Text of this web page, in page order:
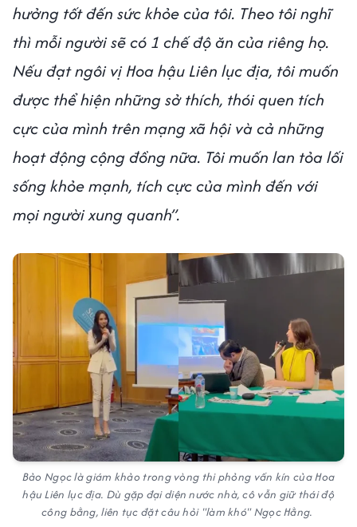
hưởng tốt đến sức khỏe của tôi. Theo tôi nghĩ
thì mỗi người sẽ có 1 chế độ ăn của riêng họ.
Nếu đạt ngôi vị Hoa hậu Liên lục địa, tôi muốn
được thể hiện những sở thích, thói quen tích
cực của mình trên mạng xã hội và cả những
hoạt động cộng đồng nữa. Tôi muốn lan tỏa lối
sống khỏe mạnh, tích cực của mình đến với
mọi người xung quanh”.
Bảo Ngọc là giám khảo trong vòng thi phỏng vấn kín của Hoa
hậu Liên lục địa. Dù gặp đại diện nước nhà, cô vẫn giữ thái độ
công bằng, liên tục đặt câu hỏi "làm khó" Ngọc Hằng.